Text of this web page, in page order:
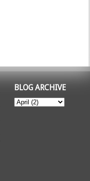
BLOG ARCHIVE